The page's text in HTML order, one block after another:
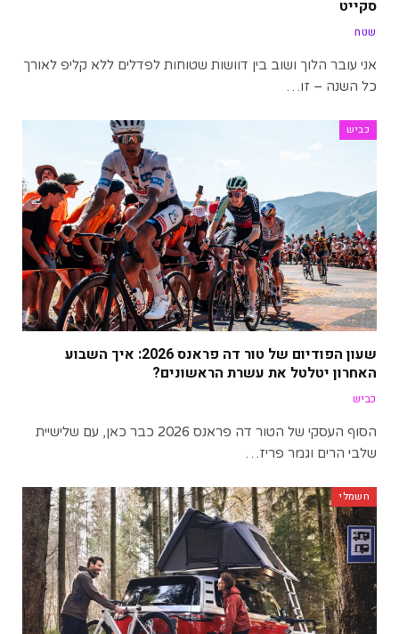
סקייט
שטח
אני עובר הלוך ושוב בין דוושות שטוחות לפדלים ללא קליפ לאורך
כל השנה – זו…
כביש
שעון הפודיום של טור דה פראנס 2026: איך השבוע
האחרון יטלטל את עשרת הראשונים?
כביש
הסוף העסקי של הטור דה פראנס 2026 כבר כאן, עם שלישיית
שלבי הרים וגמר פריז…
חשמלי